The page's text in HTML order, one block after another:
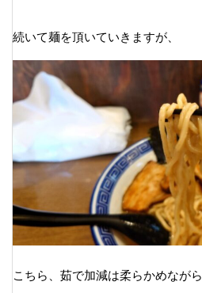
続いて麺を頂いていきますが、
こちら、茹で加減は柔らかめながら